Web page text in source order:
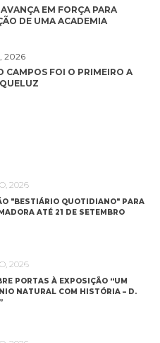
EM FORÇA PARA
DE UMA ACADEMIA
2026
CAMPOS FOI O PRIMEIRO A
2026
"BESTIÁRIO QUOTIDIANO" PARA
ATÉ 21 DE SETEMBRO
2026
PORTAS À EXPOSIÇÃO “UM
NATURAL COM HISTÓRIA – D.